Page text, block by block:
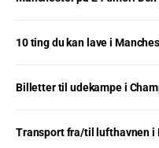
10 ting du kan lave i
Billetter til udekampe i
Transport fra/til lufthavnen i